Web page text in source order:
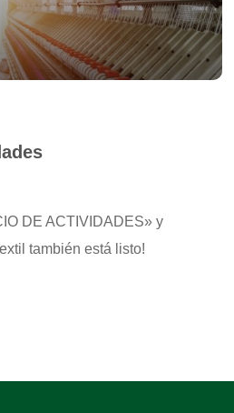
DE ACTIVIDADES» y
también está listo!